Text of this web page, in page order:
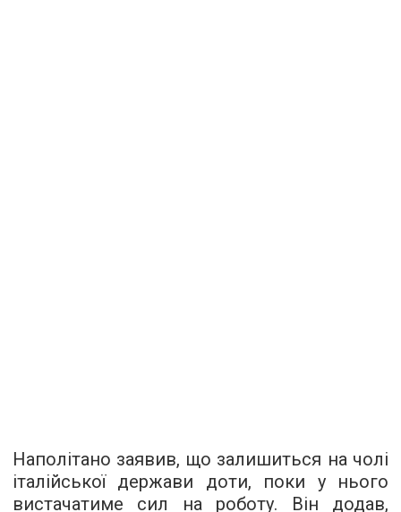
Наполітано заявив, що залишиться на чолі
італійської держави доти, поки у нього
вистачатиме сил на роботу. Він додав,